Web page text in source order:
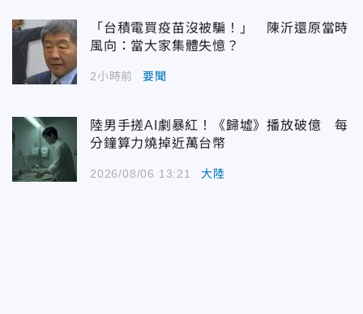
「台積電買疫苗沒被騙！」 陳沂還原當時
風向：當大家集體失憶？
2小時前 要聞
陸男手搓AI劇暴紅！《歸墟》播放破億 每
分鐘算力燒掉近萬台幣
2026/08/06 13:21 大陸